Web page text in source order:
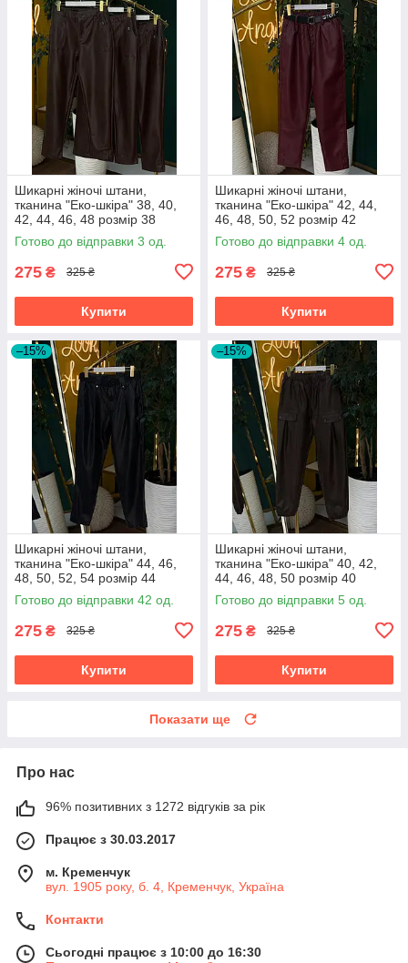
Шикарні жіночі штани,
тканина "Еко-шкіра" 38, 40,
42, 44, 46, 48 розмір 38
Готово до відправки 3 од.
275 ₴ 325 ₴
Купити
Шикарні жіночі штани,
тканина "Еко-шкіра" 42, 44,
46, 48, 50, 52 розмір 42
Готово до відправки 4 од.
275 ₴ 325 ₴
Купити
–15%
Шикарні жіночі штани,
тканина "Еко-шкіра" 44, 46,
48, 50, 52, 54 розмір 44
Готово до відправки 42 од.
275 ₴ 325 ₴
Купити
–15%
Шикарні жіночі штани,
тканина "Еко-шкіра" 40, 42,
44, 46, 48, 50 розмір 40
Готово до відправки 5 од.
275 ₴ 325 ₴
Купити
Показати ще
Про нас
96% позитивних з 1272 відгуків за рік
Працює з 30.03.2017
м. Кременчук
вул. 1905 року, б. 4, Кременчук, Україна
Контакти
Сьогодні працює з 10:00 до 16:30